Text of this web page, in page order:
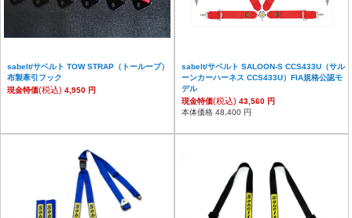
sabelt/サベルト TOW STRAP（トーループ）
布製牽引フック
現金特価(税込) 4,950 円
sabelt/サベルト SALOON-S CCS433U（サル
ーンカーハーネス CCS433U）FIA規格公認モ
デル
現金特価(税込) 43,560 円
本体価格 48,400 円